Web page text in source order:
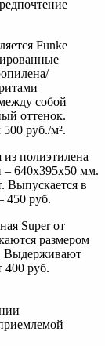
Funke
собой
оттенок.
500 руб./м².
из полиэтилена
– 640х395х50 мм.
Выпускается в
450 руб.
Super от
размером
Выдерживают
400 руб.